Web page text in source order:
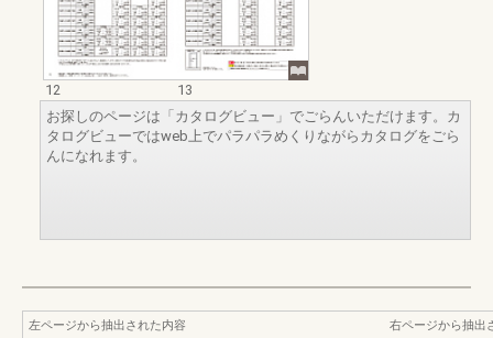
12
13
お探しのページは「カタログビュー」でごらんいただけます。カ
タログビューではweb上でパラパラめくりながらカタログをごら
んになれます。
左ページから抽出された内容
右ページから抽出